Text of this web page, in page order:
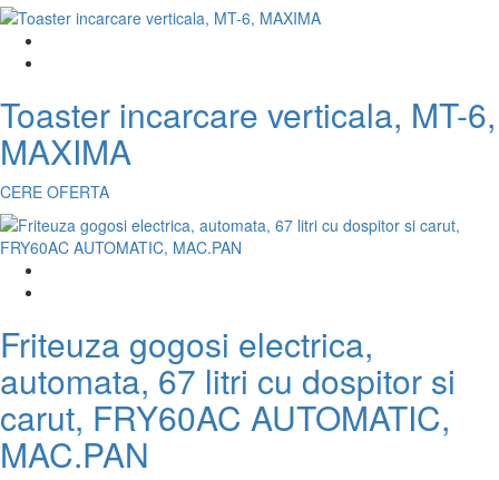
Toaster incarcare verticala, MT-6,
MAXIMA
CERE OFERTA
Friteuza gogosi electrica,
automata, 67 litri cu dospitor si
carut, FRY60AC AUTOMATIC,
MAC.PAN